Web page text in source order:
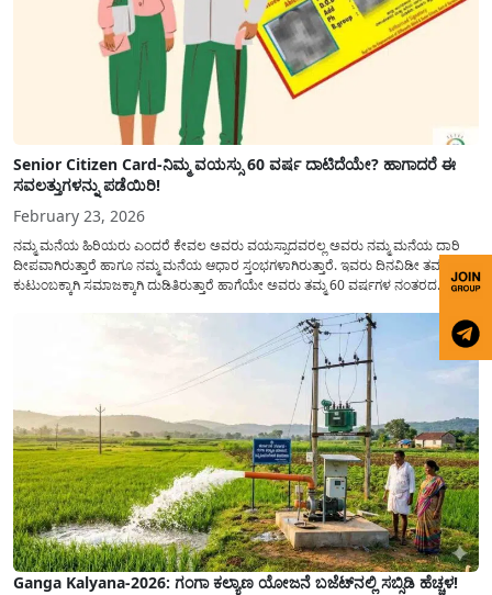
Senior Citizen Card-ನಿಮ್ಮ ವಯಸ್ಸು 60 ವರ್ಷ ದಾಟಿದೆಯೇ? ಹಾಗಾದರೆ ಈ
ಸವಲತ್ತುಗಳನ್ನು ಪಡೆಯಿರಿ!
February 23, 2026
ನಮ್ಮ ಮನೆಯ ಹಿರಿಯರು ಎಂದರೆ ಕೇವಲ ಅವರು ವಯಸ್ಸಾದವರಲ್ಲ ಅವರು ನಮ್ಮ ಮನೆಯ ದಾರಿ
ದೀಪವಾಗಿರುತ್ತಾರೆ ಹಾಗೂ ನಮ್ಮ ಮನೆಯ ಆಧಾರ ಸ್ತಂಭಗಳಾಗಿರುತ್ತಾರೆ. ಇವರು ದಿನವಿಡೀ ತಮ್ಮ
ಕುಟುಂಬಕ್ಕಾಗಿ ಸಮಾಜಕ್ಕಾಗಿ ದುಡಿತಿರುತ್ತಾರೆ ಹಾಗೆಯೇ ಅವರು ತಮ್ಮ 60 ವರ್ಷಗಳ ನಂತರದ
Ganga Kalyana-2026: ಗಂಗಾ ಕಲ್ಯಾಣ ಯೋಜನೆ ಬಜೆಟ್‌ನಲ್ಲಿ ಸಬ್ಸಿಡಿ ಹೆಚ್ಚಳ!